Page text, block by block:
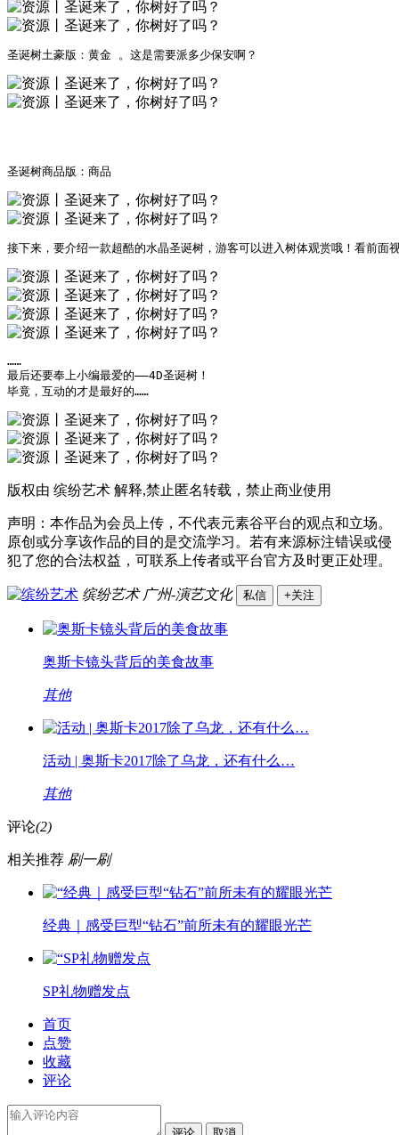
圣诞树土豪版：黄金 。这是需要派多少保安啊？
圣诞树商品版：商品
接下来，要介绍一款超酷的水晶圣诞树，游客可以进入树体观赏哦！看前面
……
最后还要奉上小编最爱的——4D圣诞树！
毕竟，互动的才是最好的……
版权由 缤纷艺术 解释,禁止匿名转载，禁止商业使用
声明：本作品为会员上传，不代表元素谷平台的观点和立场。
原创或分享该作品的目的是交流学习。若有来源标注错误或侵
犯了您的合法权益，可联系上传者或平台官方及时更正处理。
缤纷艺术 广州-演艺文化 私信 +关注
奥斯卡镜头背后的美食故事
其他
活动 | 奥斯卡2017除了乌龙，还有什么…
其他
评论(2)
相关推荐 刷一刷
经典｜感受巨型“钻石”前所未有的耀眼光芒
SP礼物赠发点
首页
点赞
收藏
评论